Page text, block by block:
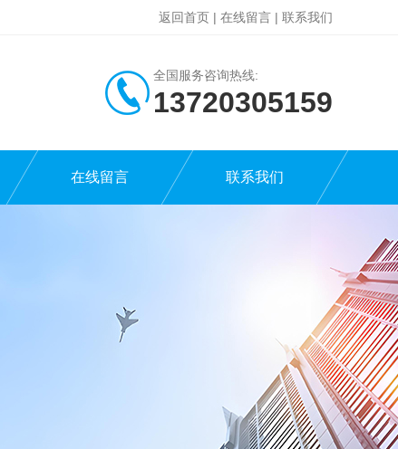
返回首页 | 在线留言 | 联系我们
全国服务咨询热线:
13720305159
在线留言 联系我们